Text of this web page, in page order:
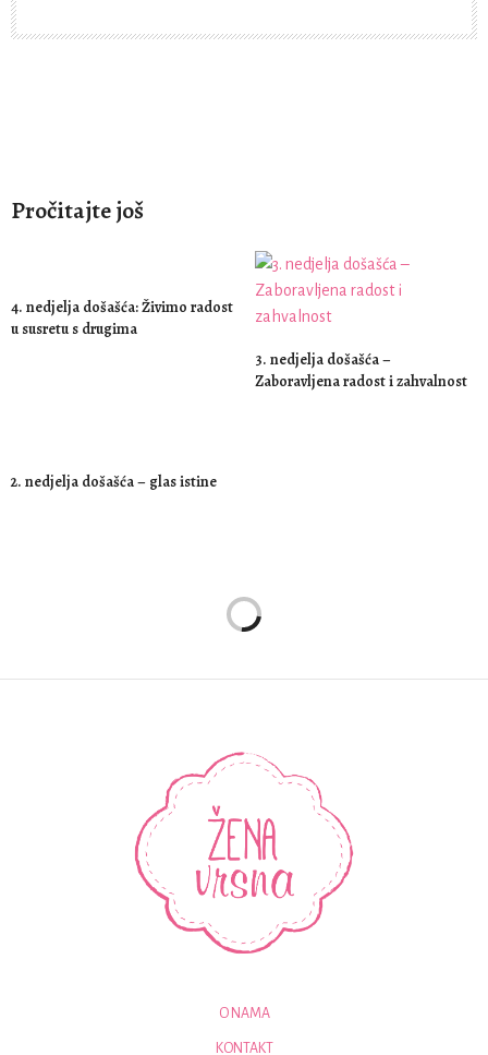
Pročitajte još
4. nedjelja došašća: Živimo radost
u susretu s drugima
3. nedjelja došašća –
Zaboravljena radost i zahvalnost
2. nedjelja došašća – glas istine
O NAMA
KONTAKT